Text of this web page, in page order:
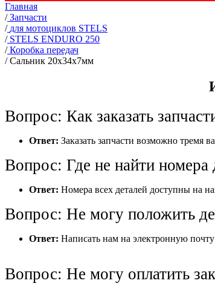
Главная
/ Запчасти
/ для мотоциклов STELS
/ STELS ENDURO 250
/ Коробка передач
/Сальник 20х34х7мм
Вопрос: Как заказать
Ответ: Заказать запчасти возможно тремя
Вопрос: Где не найти номера
Ответ: Номера всех деталей доступны на
Вопрос: Не могу положить
Ответ: Написать нам на электронную почту
Вопрос: Не могу оплатить